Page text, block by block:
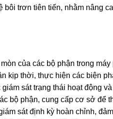
bôi trơn tiên tiến, nhằm nâng
của các bộ phận trong máy
kịp thời, thực hiện các biện
sát trạng thái hoạt động
bộ phận, cung cấp cơ sở để
sát định kỳ hoàn chỉnh,